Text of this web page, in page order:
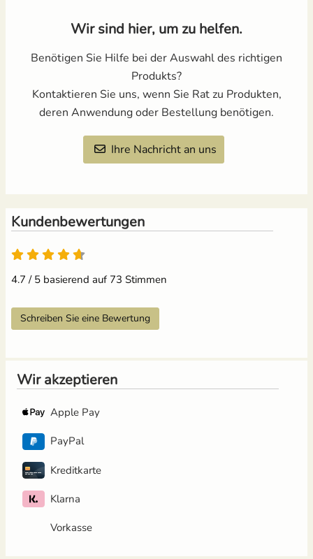
Wir sind hier, um zu helfen.
Benötigen Sie Hilfe bei der Auswahl des richtigen
Produkts?
Kontaktieren Sie uns, wenn Sie Rat zu Produkten,
deren Anwendung oder Bestellung benötigen.
Ihre Nachricht an uns
Kundenbewertungen
4.7 / 5 basierend auf 73 Stimmen
Schreiben Sie eine Bewertung
Wir akzeptieren
Apple Pay
PayPal
Kreditkarte
Klarna
Vorkasse